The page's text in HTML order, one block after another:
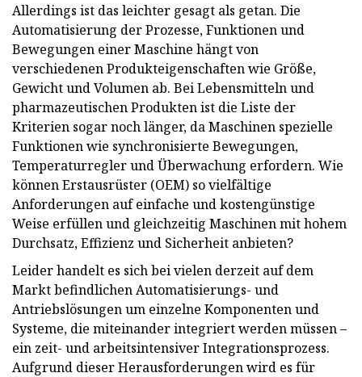
Allerdings ist das leichter gesagt als getan. Die
Automatisierung der Prozesse, Funktionen und
Bewegungen einer Maschine hängt von
verschiedenen Produkteigenschaften wie Größe,
Gewicht und Volumen ab. Bei Lebensmitteln und
pharmazeutischen Produkten ist die Liste der
Kriterien sogar noch länger, da Maschinen spezielle
Funktionen wie synchronisierte Bewegungen,
Temperaturregler und Überwachung erfordern. Wie
können Erstausrüster (OEM) so vielfältige
Anforderungen auf einfache und kostengünstige
Weise erfüllen und gleichzeitig Maschinen mit hohem
Durchsatz, Effizienz und Sicherheit anbieten?
Leider handelt es sich bei vielen derzeit auf dem
Markt befindlichen Automatisierungs- und
Antriebslösungen um einzelne Komponenten und
Systeme, die miteinander integriert werden müssen –
ein zeit- und arbeitsintensiver Integrationsprozess.
Aufgrund dieser Herausforderungen wird es für